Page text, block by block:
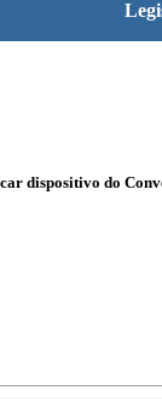
dispositivo do